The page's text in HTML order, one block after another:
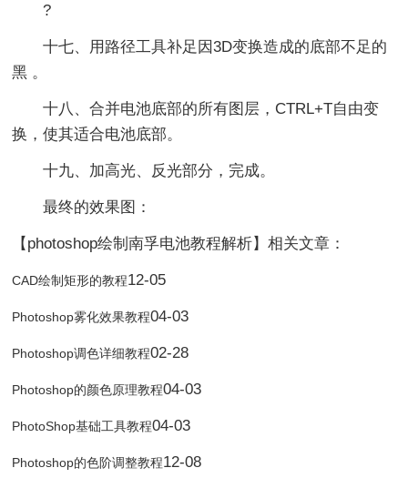
?
十七、用路径工具补足因3D变换造成的底部不足的
黑 。
十八、合并电池底部的所有图层，CTRL+T自由变
换，使其适合电池底部。
十九、加高光、反光部分，完成。
最终的效果图：
【photoshop绘制南孚电池教程解析】相关文章：
CAD绘制矩形的教程12-05
Photoshop雾化效果教程04-03
Photoshop调色详细教程02-28
Photoshop的颜色原理教程04-03
PhotoShop基础工具教程04-03
Photoshop的色阶调整教程12-08